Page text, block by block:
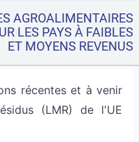
AGROALIMENTAIRES
LES PAYS À FAIBLES
ET MOYENS REVENUS
récentes et à venir
(LMR) de l'UE